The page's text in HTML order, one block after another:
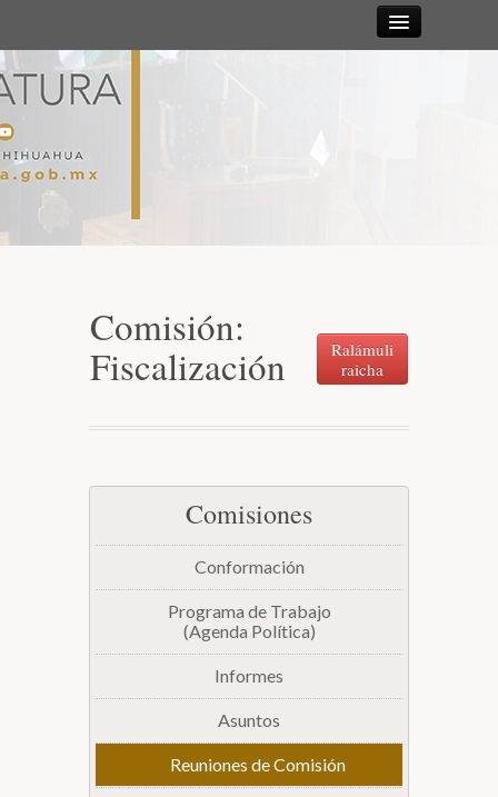
Mesa Directiva y Diputación Permanente
Secretarías
Transparencia
Comisión:
Fiscalización
Ralámuli
raicha
Comisiones
Conformación
Programa de Trabajo
(Agenda Política)
Informes
Asuntos
Reuniones de Comisión